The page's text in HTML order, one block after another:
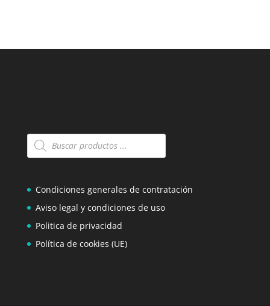
Búsqueda
de
Condiciones generales de contratación
Aviso legal y condiciones de uso
Politica de privacidad
Política de cookies (UE)